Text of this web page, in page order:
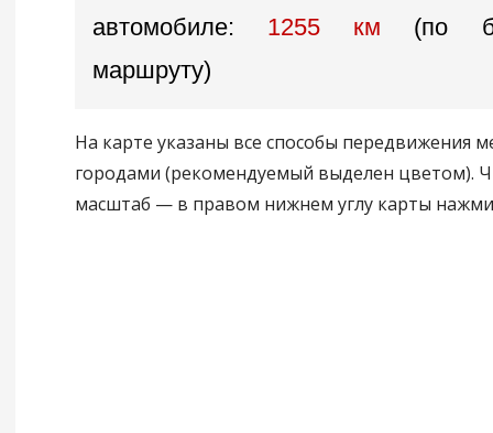
автомобиле: 1255 км (по
маршруту)
На карте указаны все способы передвижения
городами (рекомендуемый выделен цветом).
масштаб — в правом нижнем углу карты